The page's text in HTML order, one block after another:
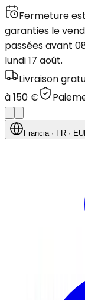
Fermeture
garanties le
passées avant
lundi 17 août.
Livraison
à 150 €
Francia· FR ·